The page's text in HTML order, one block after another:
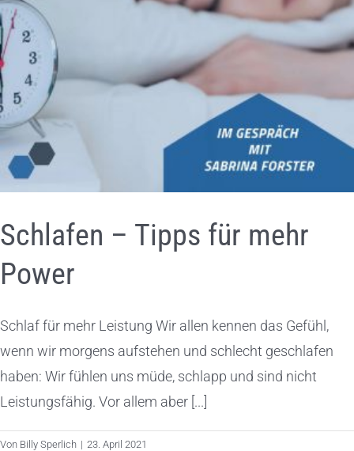
Schlafen – Tipps für mehr
Power
Schlaf für mehr Leistung Wir allen kennen das Gefühl,
wenn wir morgens aufstehen und schlecht geschlafen
haben: Wir fühlen uns müde, schlapp und sind nicht
Leistungsfähig. Vor allem aber [...]
Von Billy Sperlich | 23. April 2021